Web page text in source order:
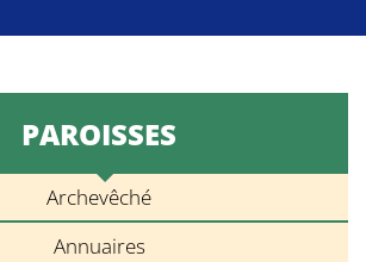
PAROISSES
Archevêché
Annuaires